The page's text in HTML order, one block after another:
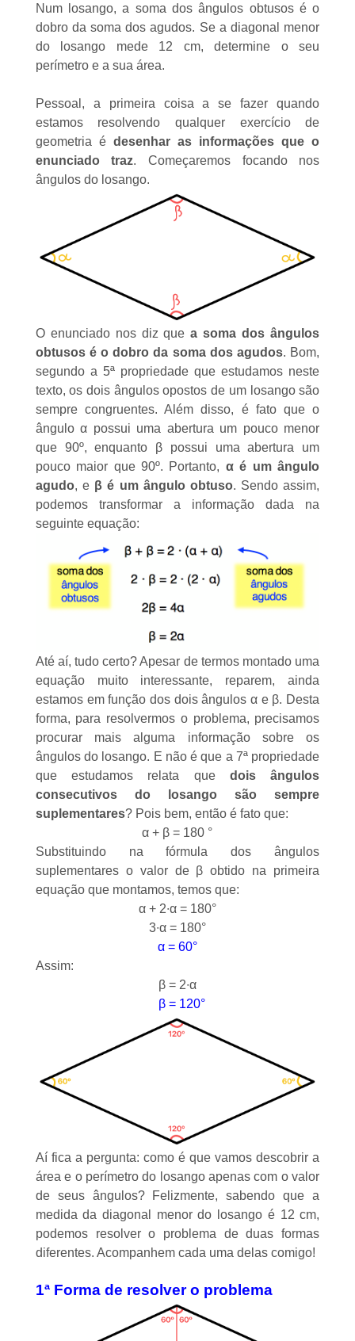
Num losango, a soma dos ângulos obtusos é o
dobro da soma dos agudos. Se a diagonal menor
do losango mede 12 cm, determine o seu
perímetro e a sua área.
Pessoal, a primeira coisa a se fazer quando
estamos resolvendo qualquer exercício de
geometria é desenhar as informações que o
enunciado traz. Começaremos focando nos
ângulos do losango.
O enunciado nos diz quea soma dos ângulos
obtusos é o dobro da soma dos agudos. Bom,
segundo a 5ª propriedade que estudamos neste
texto, os dois ângulos opostos de um losango são
sempre congruentes. Além disso, é fato que o
ângulo α possui uma abertura um pouco menor
que 90º, enquanto β possui uma abertura um
pouco maior que 90º. Portanto, αé um ângulo
agudo, e βé um ângulo obtuso. Sendo assim,
podemos transformar a informação dada na
seguinte equação:
Até aí, tudo certo? Apesar de termos montado uma
equação muito interessante, reparem, ainda
estamos em função dos dois ângulos α e β. Desta
forma, para resolvermos o problema, precisamos
procurar mais alguma informação sobre os
ângulos do losango. E não é que a 7ª propriedade
que estudamos relata que dois ângulos
consecutivos do losango são sempre
suplementares? Pois bem, então é fato que:
α + β = 180 °
Substituindo na fórmula dos ângulos
suplementares o valor de β obtido na primeira
equação que montamos, temos que:
α + 2∙α = 180°
3∙α = 180°
α = 60°
Assim:
β = 2∙α
β = 120°
Aí fica a pergunta: como é que vamos descobrir a
área e o perímetro do losango apenas com o valor
de seus ângulos? Felizmente, sabendo que a
medida da diagonal menor do losango é 12 cm,
podemos resolver o problema de duas formas
diferentes. Acompanhem cada uma delas comigo!
1ª Forma de resolver o problema